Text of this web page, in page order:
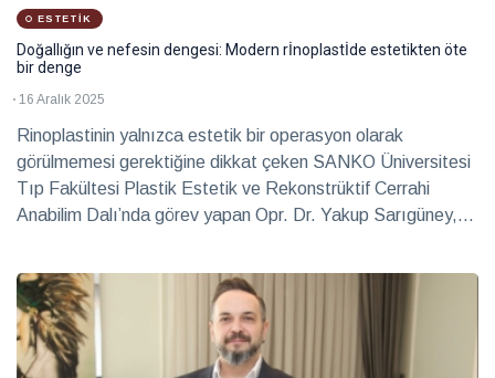
eşlik
2026
Sağlık
Hayalleri
dönüştüren
iki imza
28 Temmuz
Röportaj
Bir
ESTETIK
Doğallığın ve nefesin dengesi: Modern rİnoplastİde estetikten öte
bir denge
16 Aralık 2025
Rinoplastinin yalnızca estetik bir operasyon olarak
görülmemesi gerektiğine dikkat çeken SANKO Üniversitesi
Tıp Fakültesi Plastik Estetik ve Rekonstrüktif Cerrahi
Anabilim Dalı’nda görev yapan Opr. Dr. Yakup Sarıgüney,
rinoplastite güncel yaklaşımın, “Yüze yakışan ve doğallığını
koruyan” bir sonuç elde etmeyi amaçladığını söyledi.